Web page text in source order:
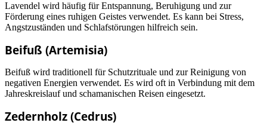
Lavendel wird häufig für Entspannung, Beruhigung und zur
Förderung eines ruhigen Geistes verwendet. Es kann bei Stress,
Angstzuständen und Schlafstörungen hilfreich sein.
Beifuß (Artemisia)
Beifuß wird traditionell für Schutzrituale und zur Reinigung von
negativen Energien verwendet. Es wird oft in Verbindung mit dem
Jahreskreislauf und schamanischen Reisen eingesetzt.
Zedernholz (Cedrus)